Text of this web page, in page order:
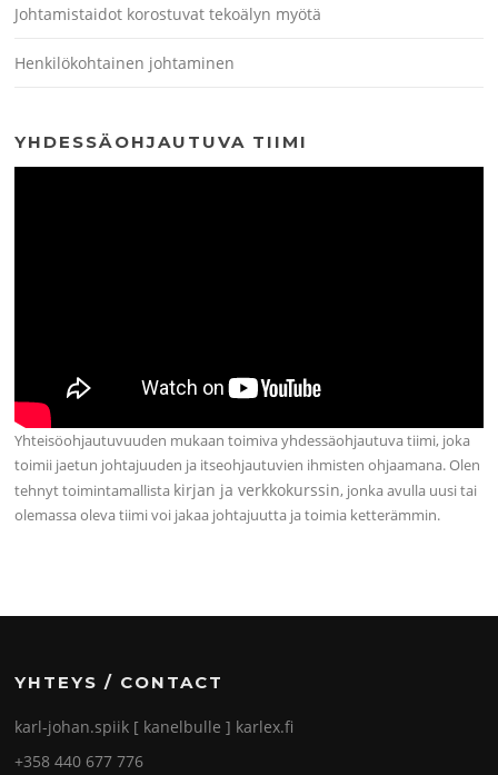
Johtamistaidot korostuvat tekoälyn myötä
Henkilökohtainen johtaminen
YHDESSÄOHJAUTUVA TIIMI
Yhteisöohjautuvuuden mukaan toimiva yhdessäohjautuva tiimi, joka
toimii jaetun johtajuuden ja itseohjautuvien ihmisten ohjaamana. Olen
tehnyt toimintamallista kirjan ja verkkokurssin, jonka avulla uusi tai
olemassa oleva tiimi voi jakaa johtajuutta ja toimia ketterämmin.
YHTEYS / CONTACT
karl-johan.spiik [ kanelbulle ] karlex.fi
+358 440 677 776